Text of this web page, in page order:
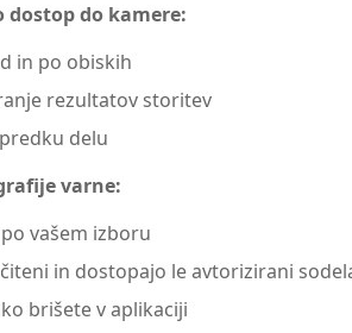
do kamere:
in po obiskih
rezultatov storitev
delu
varne:
vašem izboru
in dostopajo le avtorizirani
brišete v aplikaciji